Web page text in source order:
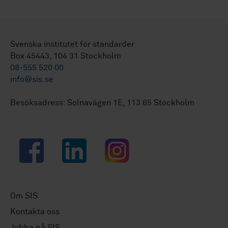
Svenska institutet för standarder
Box 45443, 104 31 Stockholm
08-555 520 00
info@sis.se
Besöksadress: Solnavägen 1E, 113 65 Stockholm
Facebook LinkedIn Instagram
Om SIS
Kontakta oss